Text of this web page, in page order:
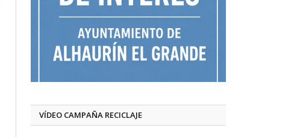
VÍDEO CAMPAÑA RECICLAJE